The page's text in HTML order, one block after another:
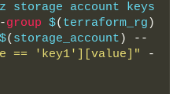
storage account keys
-group $( terraform_rg )
( storage_account )
--
== 'key1'][value]"
-